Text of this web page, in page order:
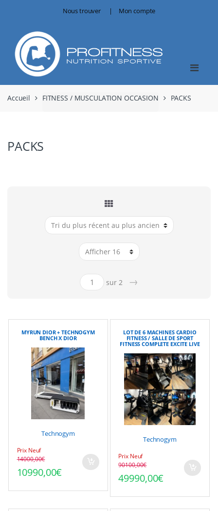
Nous trouver Mon compte
Accueil FITNESS / MUSCULATION OCCASION PACKS
PACKS
sur 2 →
MYRUN DIOR + TECHNOGYM
BENCH X DIOR
Technogym
Prix Neuf
14000,00€
Le prix initial était : 14000,00€.
10990,00€
Le prix actuel est : 10990,00€.
LOT DE 6 MACHINES CARDIO
FITNESS / SALLE DE SPORT
FITNESS COMPLETE EXCITE LIVE
Technogym
Prix Neuf
90100,00€
Le prix initial était :
49990,00€
Le prix actuel est :